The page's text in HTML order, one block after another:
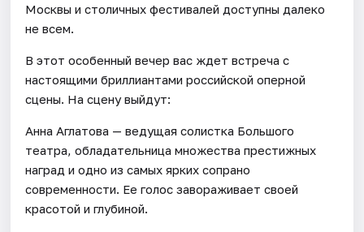
Москвы и столичных фестивалей доступны далеко
не всем.
В этот особенный вечер вас ждет встреча с
настоящими бриллиантами российской оперной
сцены. На сцену выйдут:
Анна Аглатова — ведущая солистка Большого
театра, обладательница множества престижных
наград и одно из самых ярких сопрано
современности. Ее голос завораживает своей
красотой и глубиной.